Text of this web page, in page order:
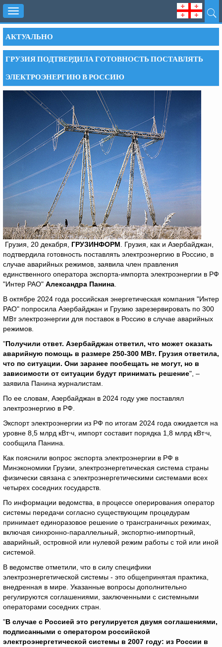
Toggle
navigation
АКТУАЛЬНО
ГРУЗИЯ ПОДТВЕРДИЛА ГОТОВНОСТЬ ПОСТАВЛЯТЬ
ЭЛЕКТРОЭНЕРГИЮ В РОССИЮ
Грузия, 20 декабря, ГРУЗИНФОРМ . Грузия, как и Азербайджан,
подтвердила готовность поставлять электроэнергию в Россию, в
случае аварийных режимов, заявила член правления
единственного оператора экспорта-импорта электроэнергии в РФ
"Интер РАО" Александра Панина
В октябре 2024 года российская энергетическая компания "Интер
РАО" попросила Азербайджан и Грузию зарезервировать по 300
МВт электроэнергии для поставок в Россию в случае аварийных
режимов.
"Получили ответ. Азербайджан ответил, что может оказать
аварийную помощь в размере 250-300 МВт. Грузия ответила,
что по ситуации. Они заранее пообещать не могут, но в
зависимости от ситуации будут принимать решение", –
заявила Панина журналистам.
По ее словам, Азербайджан в 2024 году уже поставлял
электроэнергию в РФ.
Экспорт электроэнергии из РФ по итогам 2024 года ожидается на
уровне 8,5 млрд кВт⋅ч, импорт составит порядка 1,8 млрд кВт⋅ч,
сообщила Панина.
Как пояснили вопрос экспорта электроэнергии в РФ в
Минэкономики Грузии, электроэнергетическая система страны
физически связана с электроэнергетическими системами всех
четырех соседних государств.
По информации ведомства, в процессе оперирования оператор
системы передачи согласно существующим процедурам
принимает единоразовое решение о трансграничных режимах,
включая синхронно-параллельный, экспортно-импортный,
аварийный, островной или нулевой режим работы с той или иной
системой.
В ведомстве отметили, что в силу специфики
электроэнергетической системы - это общепринятая практика,
внедренная в мире. Указанные вопросы дополнительно
регулируются соглашениями, заключенными с системными
операторами соседних стран.
"В случае с Россией это регулируется двумя соглашениями,
подписанными с оператором российской
электроэнергетической системы в 2007 году: из России в